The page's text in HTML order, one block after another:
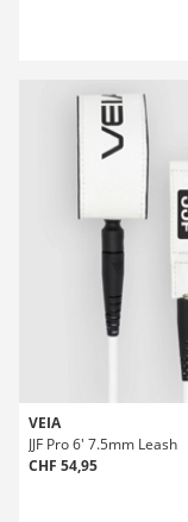
VEIA
JJF Pro 6' 7.5mm Leash
CHF 54,95